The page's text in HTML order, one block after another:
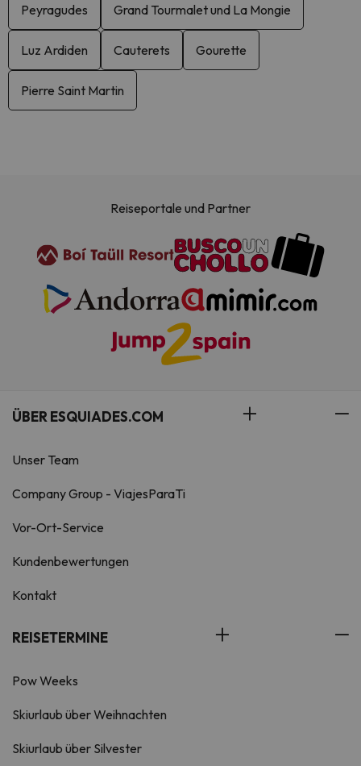
Peyragudes Grand Tourmalet und La Mongie
Luz Ardiden Cauterets Gourette
Pierre Saint Martin
Reiseportale und Partner
ÜBER ESQUIADES.COM
Unser Team
Company Group - ViajesParaTi
Vor-Ort-Service
Kundenbewertungen
Kontakt
REISETERMINE
Pow Weeks
Skiurlaub über Weihnachten
Skiurlaub über Silvester